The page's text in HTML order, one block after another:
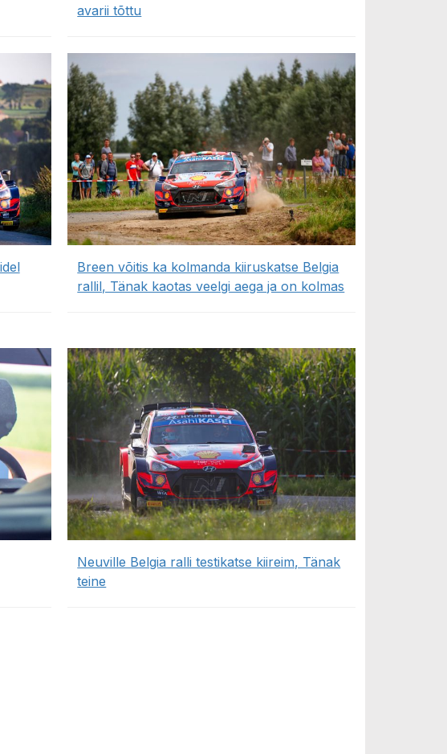
avarii tõttu
Breen võitis ka kolmanda kiiruskatse Belgia
rallil, Tänak kaotas veelgi aega ja on kolmas
Neuville Belgia ralli testikatse kiireim, Tänak
teine